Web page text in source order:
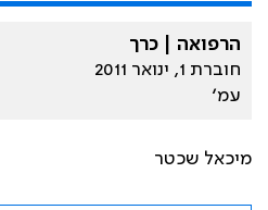
הרפואה | כרך
חוברת 1, ינואר 2011
עמ׳
מיכאל שכטר